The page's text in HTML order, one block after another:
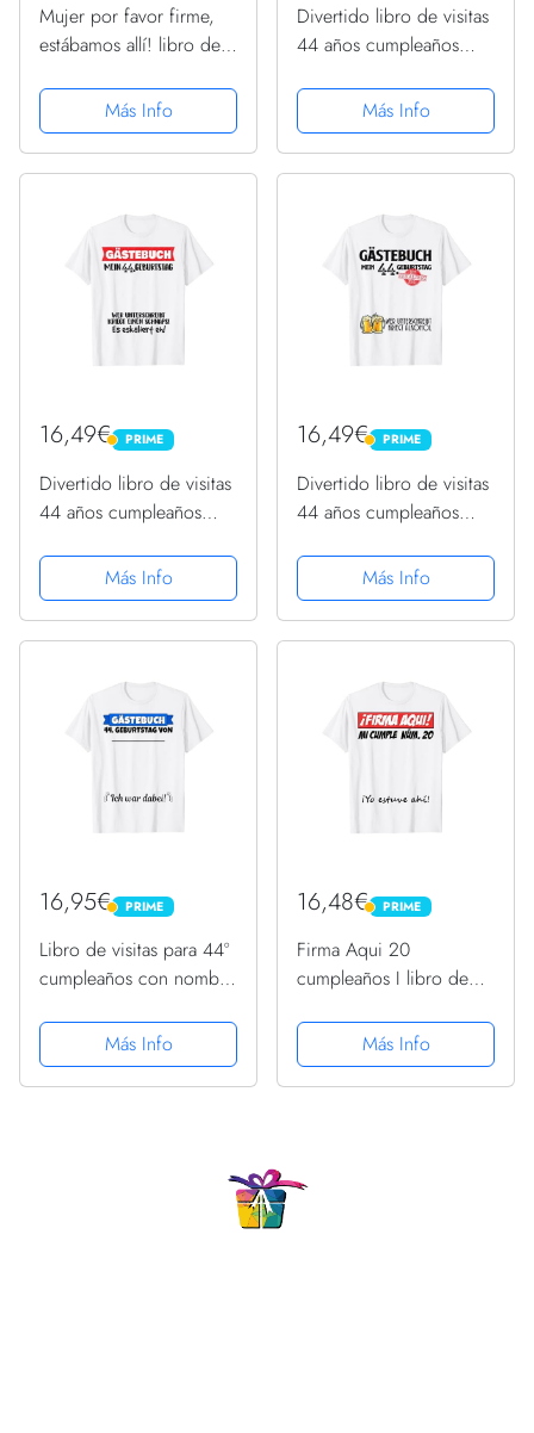
Mujer por favor firme,
estábamos allí! libro de
cumpleaños Camiseta
Cuello V
Más Info
Divertido libro de visitas
44 años cumpleaños
Más Info
16,49€ PRIME
PRIME
Divertido libro de visitas
44 años cumpleaños
Más Info
16,49€ PRIME
PRIME
Divertido libro de visitas
44 años cumpleaños
Más Info
16,95€ PRIME
PRIME
Libro de visitas para 44º
cumpleaños con nombre
divertido Camiseta
Más Info
16,48€ PRIME
PRIME
Firma Aqui 20
cumpleaños I libro de
Más Info